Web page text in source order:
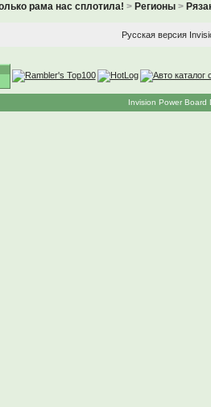
рама нас сплотила! > Регионы>
Русская версия
Invision Power